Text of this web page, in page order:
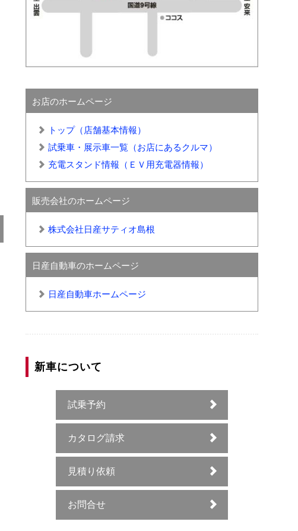
お店のホームページ
トップ（店舗基本情報）
試乗車・展示車一覧（お店にあるクルマ）
充電スタンド情報（ＥＶ用充電器情報）
販売会社のホームページ
株式会社日産サティオ島根
日産自動車のホームページ
日産自動車ホームページ
新車について
試乗予約
カタログ請求
見積り依頼
お問合せ